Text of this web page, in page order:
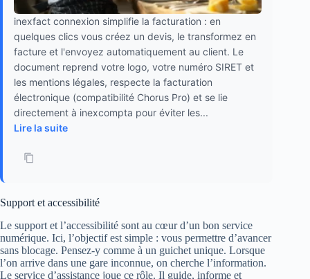
inexfact connexion simplifie la facturation : en
quelques clics vous créez un devis, le transformez en
facture et l'envoyez automatiquement au client. Le
document reprend votre logo, votre numéro SIRET et
les mentions légales, respecte la facturation
électronique (compatibilité Chorus Pro) et se lie
directement à inexcompta pour éviter les...
Lire la suite
Support et accessibilité
Le support et l’accessibilité sont au cœur d’un bon service
numérique. Ici, l’objectif est simple : vous permettre d’avancer
sans blocage. Pensez-y comme à un guichet unique. Lorsque
l’on arrive dans une gare inconnue, on cherche l’information.
Le service d’assistance joue ce rôle. Il guide, informe et